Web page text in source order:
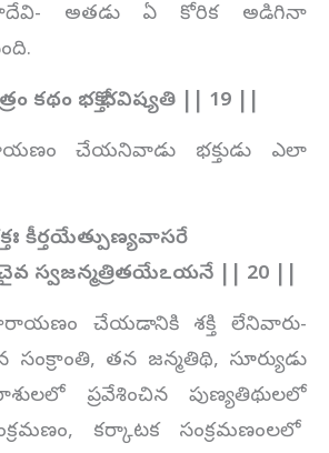
అతడు ఏ కోరిక అడిగినా
కథం భక్తో భవిష్యతి || 19 ||
చేయనివాడు భక్తుడు ఎలా
కీర్తయేత్పుణ్యవాసరే
స్వజన్మత్రితయేఽయనే || 20 ||
చేయడానికి శక్తి లేనివారు-
తన జన్మతిథి, సూర్యుడు
ప్రవేశించిన పుణ్యతిథులలో
కర్కాటక సంక్రమణంలలో